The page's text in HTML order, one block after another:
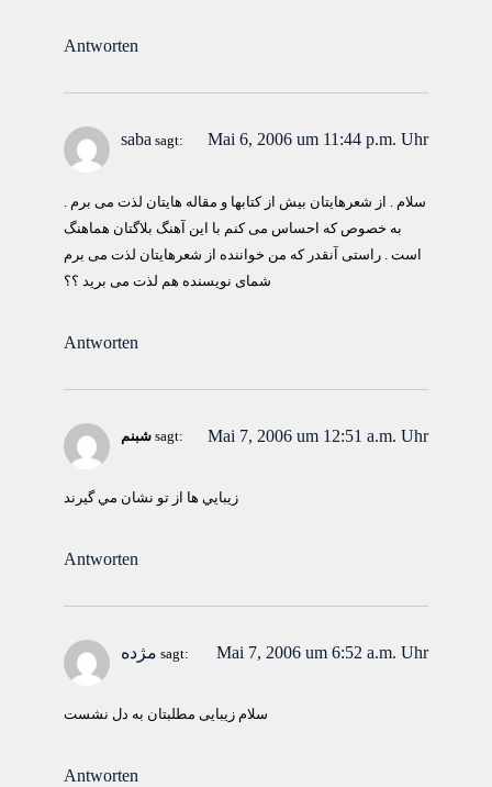
Antworten
saba sagt: Mai 6, 2006 um 11:44 p.m. Uhr
سلام . از شعرهایتان بیش از کتابها و مقاله هایتان لذت می برم .
به خصوص که احساس می کنم با این آهنگ بلاگتان هماهنگ
است . راستی آنقدر که من خواننده از شعرهایتان لذت می برم
شمای نویسنده هم لذت می برید ؟؟
Antworten
شبنم sagt: Mai 7, 2006 um 12:51 a.m. Uhr
زيبايي ها از تو نشان مي گيرند
Antworten
مژده sagt: Mai 7, 2006 um 6:52 a.m. Uhr
سلام زیبایی مطلبتان به دل نشست
Antworten